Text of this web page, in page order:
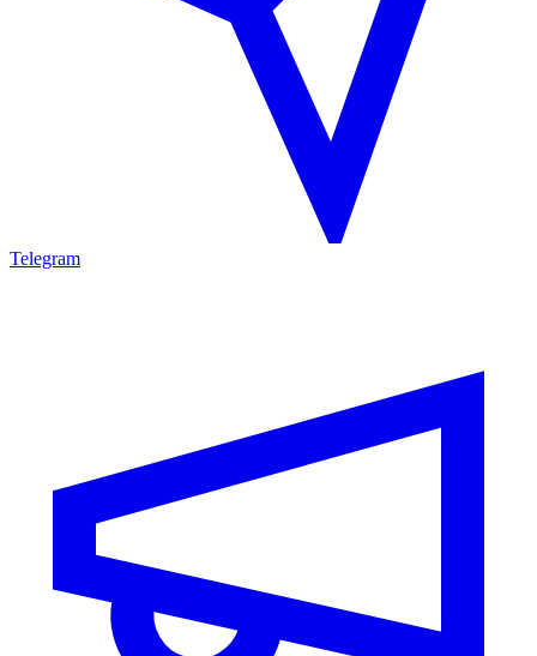
Telegram